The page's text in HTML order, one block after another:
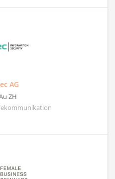
AG
ZH